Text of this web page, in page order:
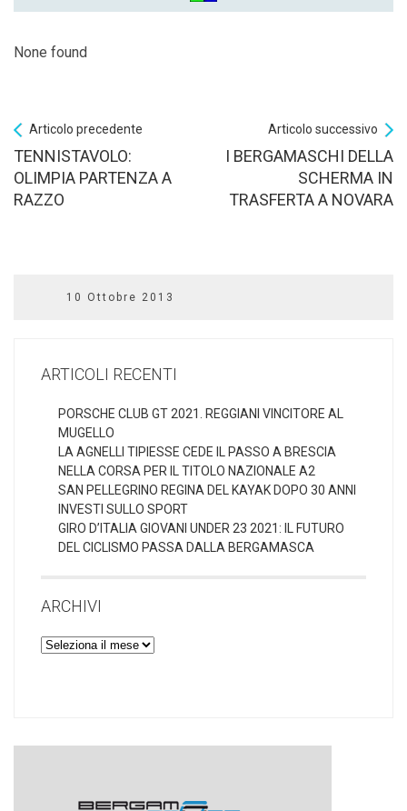
None found
Articolo precedente
TENNISTAVOLO:
OLIMPIA PARTENZA A
RAZZO
Articolo successivo
I BERGAMASCHI DELLA
SCHERMA IN
TRASFERTA A NOVARA
10 Ottobre 2013
ARTICOLI RECENTI
PORSCHE CLUB GT 2021. REGGIANI VINCITORE AL
MUGELLO
LA AGNELLI TIPIESSE CEDE IL PASSO A BRESCIA
NELLA CORSA PER IL TITOLO NAZIONALE A2
SAN PELLEGRINO REGINA DEL KAYAK DOPO 30 ANNI
INVESTI SULLO SPORT
GIRO D’ITALIA GIOVANI UNDER 23 2021: IL FUTURO
DEL CICLISMO PASSA DALLA BERGAMASCA
ARCHIVI
Archivi